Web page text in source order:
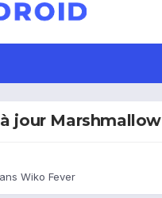
jour Marshmallow
Wiko Fever